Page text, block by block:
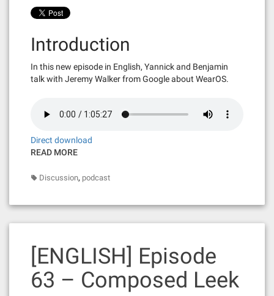
Introduction
In this new episode in English, Yannick and Benjamin
talk with Jeremy Walker from Google about WearOS.
Direct download
READ MORE
Discussion, podcast
[ENGLISH] Episode
63 – Composed Leek